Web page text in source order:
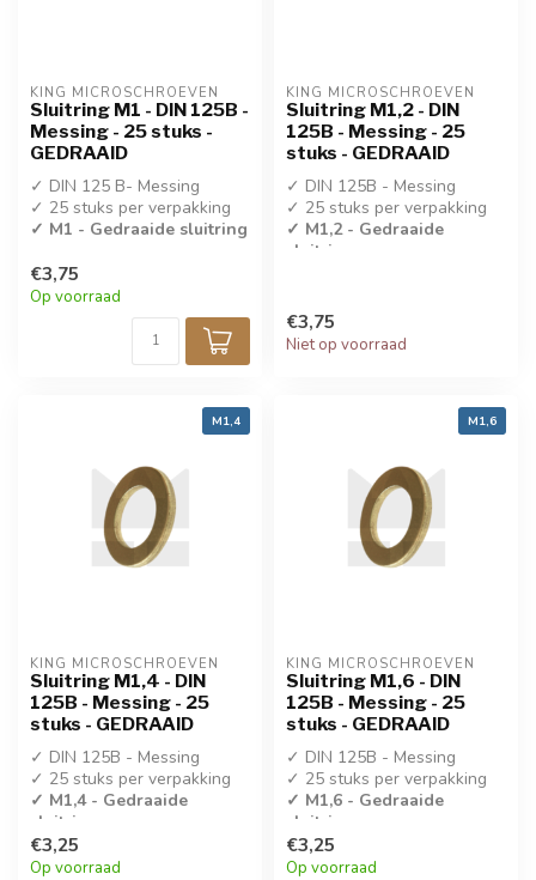
KING MICROSCHROEVEN
Sluitring M1 - DIN 125B -
Messing - 25 stuks -
GEDRAAID
✓ DIN 125 B- Messing
✓ 25 stuks per verpakking
✓ M1 - Gedraaide sluitring
€3,75
Op voorraad
KING MICROSCHROEVEN
Sluitring M1,2 - DIN
125B - Messing - 25
stuks - GEDRAAID
✓ DIN 125B - Messing
✓ 25 stuks per verpakking
✓ M1,2 - Gedraaide
sluitring
€3,75
Niet op voorraad
M1,4
KING MICROSCHROEVEN
Sluitring M1,4 - DIN
125B - Messing - 25
stuks - GEDRAAID
✓ DIN 125B - Messing
✓ 25 stuks per verpakking
✓ M1,4 - Gedraaide
sluitring
€3,25
Op voorraad
M1,6
KING MICROSCHROEVEN
Sluitring M1,6 - DIN
125B - Messing - 25
stuks - GEDRAAID
✓ DIN 125B - Messing
✓ 25 stuks per verpakking
✓ M1,6 - Gedraaide
sluitring
€3,25
Op voorraad